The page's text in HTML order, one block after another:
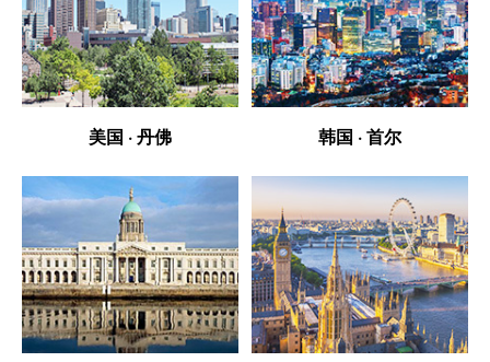
美国 · 丹佛 韩国 · 首尔